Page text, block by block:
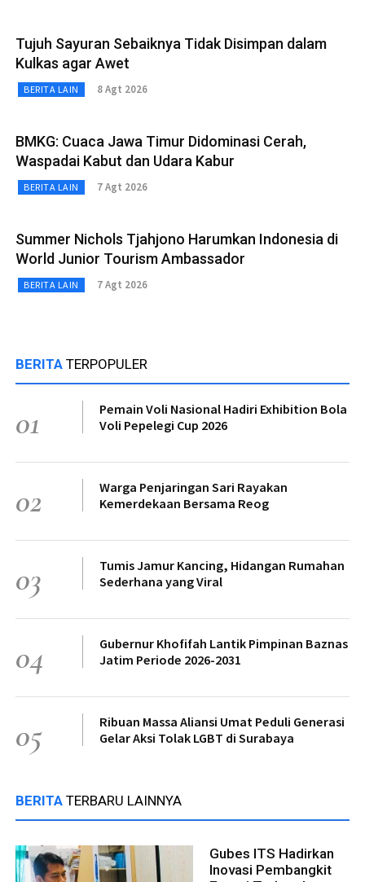
Tujuh Sayuran Sebaiknya Tidak Disimpan dalam
Kulkas agar Awet
BERITA LAIN 8 Agt 2026
BMKG: Cuaca Jawa Timur Didominasi Cerah,
Waspadai Kabut dan Udara Kabur
BERITA LAIN 7 Agt 2026
Summer Nichols Tjahjono Harumkan Indonesia di
World Junior Tourism Ambassador
BERITA LAIN 7 Agt 2026
BERITA TERPOPULER
01
Pemain Voli Nasional Hadiri Exhibition Bola
Voli Pepelegi Cup 2026
02
Warga Penjaringan Sari Rayakan
Kemerdekaan Bersama Reog
03
Tumis Jamur Kancing, Hidangan Rumahan
Sederhana yang Viral
04
Gubernur Khofifah Lantik Pimpinan Baznas
Jatim Periode 2026-2031
05
Ribuan Massa Aliansi Umat Peduli Generasi
Gelar Aksi Tolak LGBT di Surabaya
BERITA TERBARU LAINNYA
Gubes ITS Hadirkan
Inovasi Pembangkit